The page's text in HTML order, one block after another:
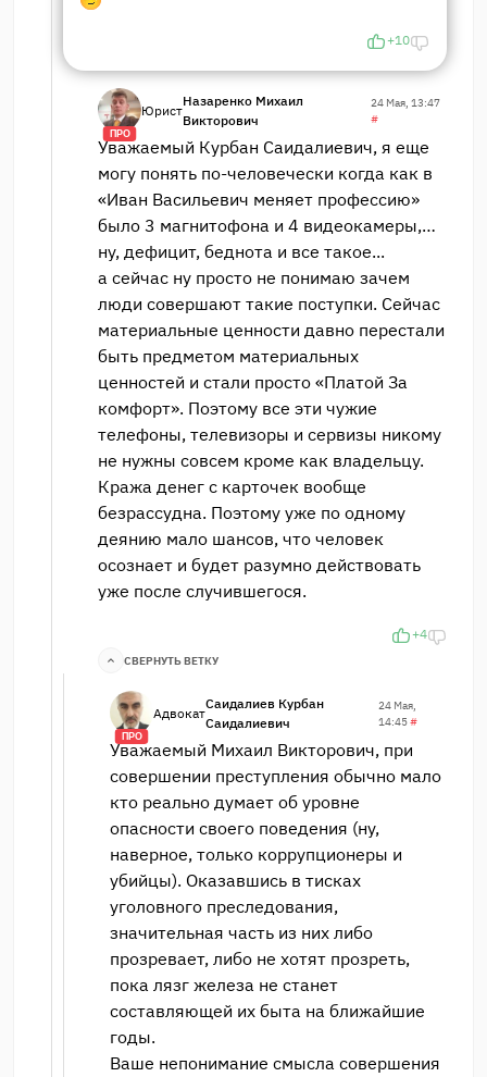
+10
ПРО
Юрист
Назаренко Михаил
Викторович
24 Мая, 13:47
#
Уважаемый Курбан Саидалиевич, я еще
могу понять по-человечески когда как в
«Иван Васильевич меняет профессию»
было 3 магнитофона и 4 видеокамеры,…
ну, дефицит, беднота и все такое...
а сейчас ну просто не понимаю зачем
люди совершают такие поступки. Сейчас
материальные ценности давно перестали
быть предметом материальных
ценностей и стали просто «Платой За
комфорт». Поэтому все эти чужие
телефоны, телевизоры и сервизы никому
не нужны совсем кроме как владельцу.
Кража денег с карточек вообще
безрассудна. Поэтому уже по одному
деянию мало шансов, что человек
осознает и будет разумно действовать
уже после случившегося.
+4
СВЕРНУТЬ ВЕТКУ
ПРО
Адвокат
Саидалиев Курбан
Саидалиевич
24 Мая,
14:45#
Уважаемый Михаил Викторович, при
совершении преступления обычно мало
кто реально думает об уровне
опасности своего поведения (ну,
наверное, только коррупционеры и
убийцы). Оказавшись в тисках
уголовного преследования,
значительная часть из них либо
прозревает, либо не хотят прозреть,
пока лязг железа не станет
составляющей их быта на ближайшие
годы.
Ваше непонимание смысла совершения